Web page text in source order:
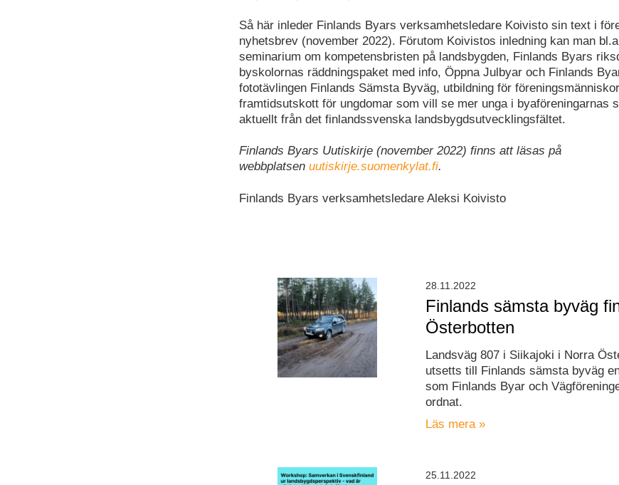
Så här inleder Finlands Byars verksamhetsledare Koivisto sin text i
nyhetsbrev (november 2022). Förutom Koivistos inledning kan man
seminarium om kompetensbristen på landsbygden, Finlands Byars
byskolornas räddningspaket med info, Öppna Julbyar och Finlands
fototävlingen Finlands Sämsta Byväg, utbildning för
framtidsutskott för ungdomar som vill se mer unga i byaföreningarnas
aktuellt från det finlandssvenska landsbygdsutvecklingsfältet.
Finlands Byars Uutiskirje (november 2022) finns att läsas på
webbplatsen uutiskirje.suomenkylat.fi.
Finlands Byars verksamhetsledare Aleksi Koivisto
Finlands sämsta byväg
Österbotten
Landsväg 807 i Siikajoki i Norra
utsetts till Finlands sämsta byväg
som Finlands Byar och
ordnat.
Läs mera »
28.11.2022
25.11.2022